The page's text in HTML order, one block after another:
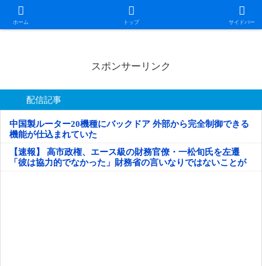
ホーム トップ サイドバー
日本第一！ニュース録
スポンサーリンク
配信記事
中国製ルーター20機種にバックドア 外部から完全制御できる
機能が仕込まれていた
【速報】 高市政権、エース級の財務官僚・一松旬氏を左遷
「彼は協力的でなかった」財務省の言いなりではないことが
判明